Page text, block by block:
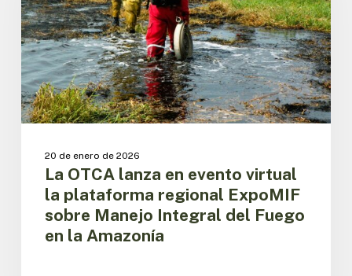
virtual
la
plataforma
regional
ExpoMIF
sobre
Manejo
Amazonía
20 de enero de 2026
La OTCA lanza en evento virtual
la plataforma regional ExpoMIF
sobre Manejo Integral del Fuego
en la Amazonía